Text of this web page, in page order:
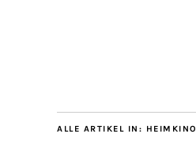
ALLE ARTIKEL IN: HEIMKINO